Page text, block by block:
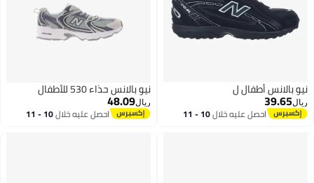
نيو بالانس أطفال ل
ريال39.65
احصل عليه خلال 10 - 11
اغسطس
نيو بالانس حذاء 530 للأطفال
ريال48.09
احصل عليه خلال 10 - 11
اغسطس